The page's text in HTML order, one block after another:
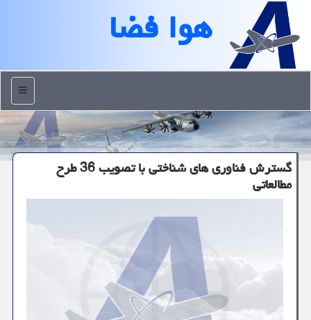
هوا فضا
منو
گسترش فناوری های شناختی با تصویب 36 طرح
مطالعاتی